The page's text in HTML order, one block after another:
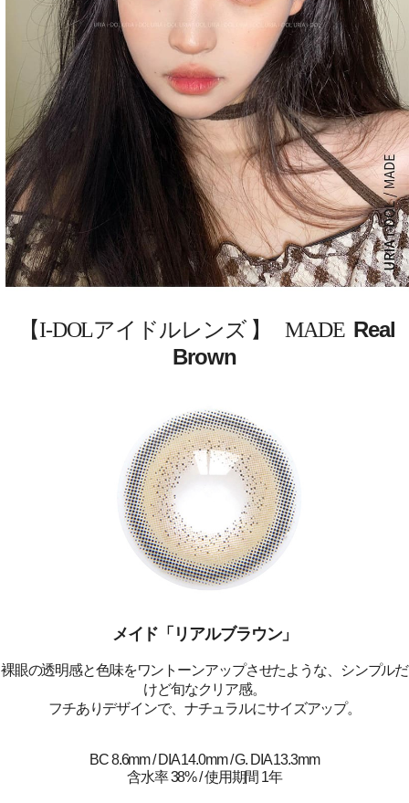
【I-DOLアイドルレンズ 】 MADE Real
Brown
メイド「リアルブラウン」
裸眼の透明感と色味をワントーンアップさせたような、シンプルだ
けど旬なクリア感。
フチありデザインで、ナチュラルにサイズアップ。
BC 8.6mm / DIA 14.0mm / G. DIA 13.3mm
含水率 38% / 使用期間 1年